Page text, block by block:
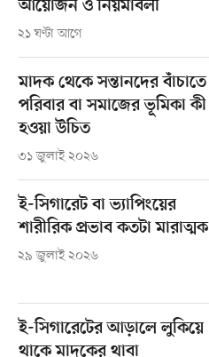
আয়োজন ও নিয়মাবলী
২১ ঘণ্টা আগে
মাদক থেকে সন্তানদের বাঁচাতে
পরিবার বা সমাজের ভূমিকা কী
হওয়া উচিত
৩১ জুলাই ২০২৬
ই-সিগারেট বা ভ্যাপিংয়ের
শারীরিক প্রভাব কতটা মারাত্মক
২৯ জুলাই ২০২৬
ই-সিগারেটের আড়ালে লুকিয়ে
থাকে মাদকের থাবা